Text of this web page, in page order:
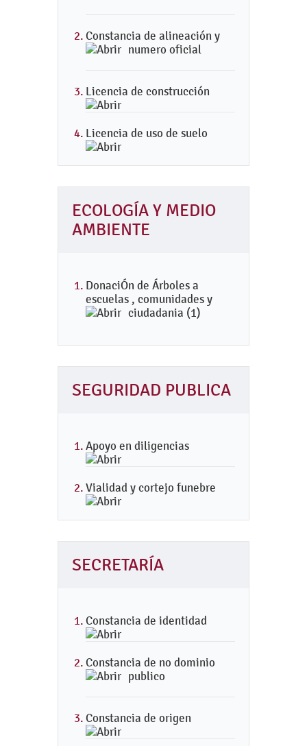
Constancia de alineación y
numero oficial
Licencia de construcción
Licencia de uso de suelo
ECOLOGÍA Y MEDIO
AMBIENTE
DonaciÓn de Árboles a
escuelas , comunidades y
ciudadania (1)
SEGURIDAD PUBLICA
Apoyo en diligencias
Vialidad y cortejo funebre
SECRETARÍA
Constancia de identidad
Constancia de no dominio
publico
Constancia de origen